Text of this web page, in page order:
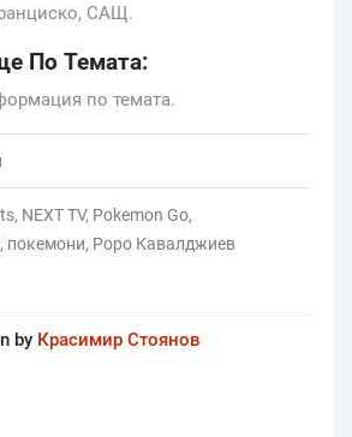
САЩ.
По Темата:
по темата.
, NEXT TV, Pokemon Go,
, покемони, Роро Кавалджиев
by Красимир Стоянов